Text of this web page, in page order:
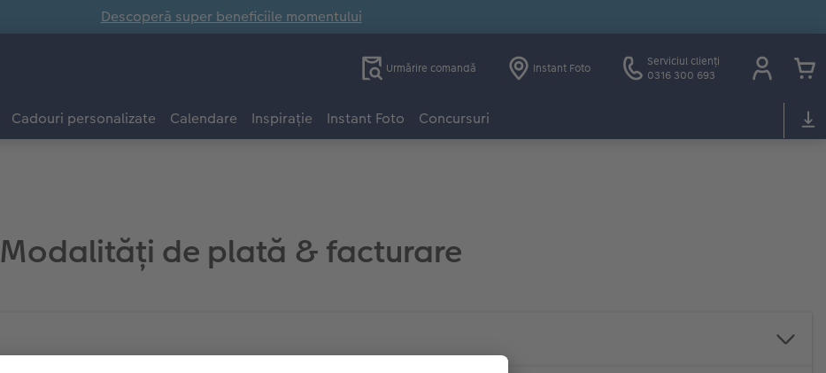
Descoperă super beneficiile momentului
Urmărire comandă Instant Foto
Serviciul clienți
0316 300 693
Cadouri personalizate Calendare Inspirație Instant Foto Concursuri
Modalități de plată & facturare